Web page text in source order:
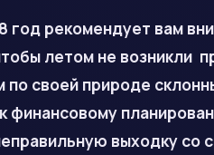
год рекомендует вам
летом не возникли
по своей природе
финансовому
выходку со